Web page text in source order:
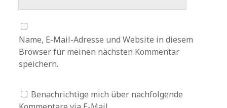
Name, E-Mail-Adresse und Website in diesem
Browser für meinen nächsten Kommentar
speichern.
Benachrichtige mich über nachfolgende